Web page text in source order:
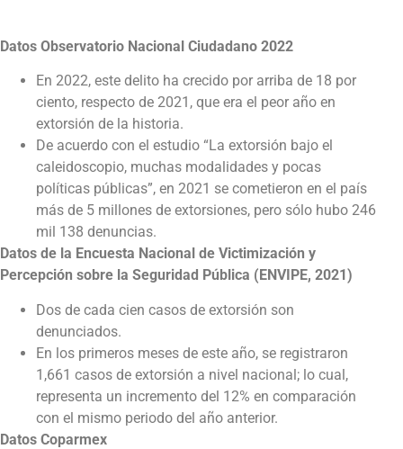
Datos Observatorio Nacional Ciudadano 2022
En 2022, este delito ha crecido por arriba de 18 por
ciento, respecto de 2021, que era el peor año en
extorsión de la historia.
De acuerdo con el estudio “La extorsión bajo el
caleidoscopio, muchas modalidades y pocas
políticas públicas”, en 2021 se cometieron en el país
más de 5 millones de extorsiones, pero sólo hubo 246
mil 138 denuncias.
Datos de la Encuesta Nacional de Victimización y
Percepción sobre la Seguridad Pública (ENVIPE, 2021)
Dos de cada cien casos de extorsión son
denunciados.
En los primeros meses de este año, se registraron
1,661 casos de extorsión a nivel nacional; lo cual,
representa un incremento del 12% en comparación
con el mismo periodo del año anterior.
Datos Coparmex